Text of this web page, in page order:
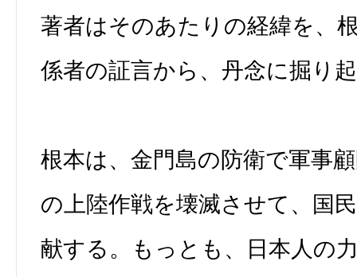
著者はそのあたりの経緯を、
係者の証言から、丹念に掘り
根本は、金門島の防衛で軍事
の上陸作戦を壊滅させて、国
献する。もっとも、日本人の